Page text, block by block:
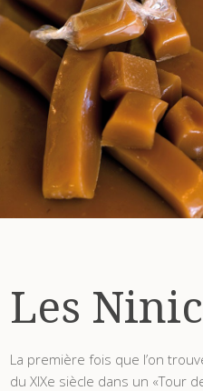
Les
La première fois que l’on
du XIXe siècle dans un «Tour